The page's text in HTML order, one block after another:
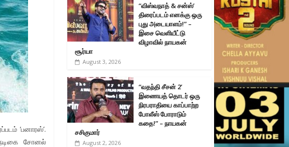
‘பனாரஸ்’.
சோனல்
“விஸ்வநாத் & சன்ஸ்’
திரைப்படம் எனக்கு ஒரு
புது அடையாளம்!” –
இசை வெளியீட்டு
விழாவில் நாயகன்
சூர்யா
August 3, 2026
“வதந்தி சீசன் 2’
இணையத் தொடர் ஒரு
நிரபராதியை காப்பாற்ற
போலீஸ் போராடும்
கதை!” – நாயகன்
சசிகுமார்
August 2, 2026